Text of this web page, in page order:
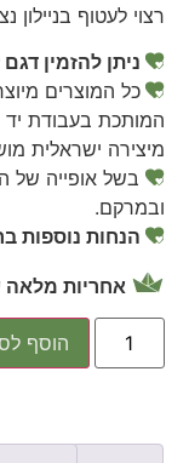
רצוי לעטוף בניילון
ניתן להזמין
כל המוצרים
המותכת בעבודת יד
מיצירה ישראלית
בשל אופייה של
ובמרקם.
הנחות נוספות
אחריות מלאה
הוסף